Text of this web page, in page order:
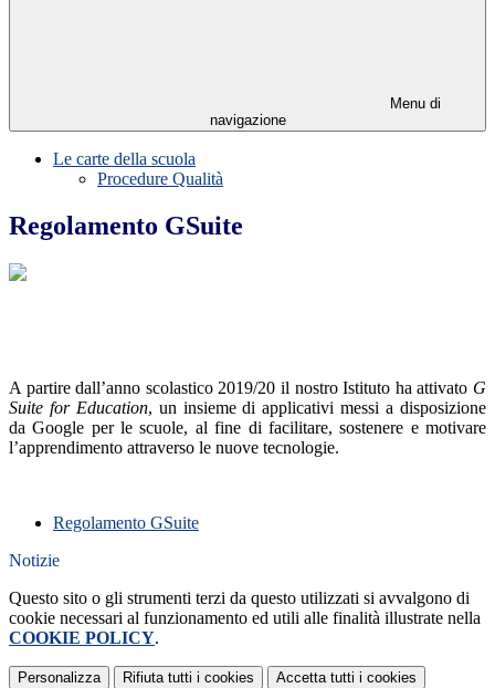
Menu di
navigazione
Le carte della scuola
Procedure Qualità
Regolamento GSuite
A partire dall’anno scolastico 2019/20 il nostro Istituto ha attivato G
Suite for Education, un insieme di applicativi messi a disposizione
da Google per le scuole, al fine di facilitare, sostenere e motivare
l’apprendimento attraverso le nuove tecnologie.
Regolamento GSuite
Notizie
Questo sito o gli strumenti terzi da questo utilizzati si avvalgono di
cookie necessari al funzionamento ed utili alle finalità illustrate nella
COOKIE POLICY.
Personalizza Rifiuta tutti i cookies Accetta tutti i cookies